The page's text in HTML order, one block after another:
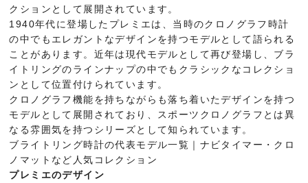
クションとして展開されています。
1940年代に登場したプレミエは、当時のクロノグラフ時計
の中でもエレガントなデザインを持つモデルとして語られる
ことがあります。近年は現代モデルとして再び登場し、ブラ
イトリングのラインナップの中でもクラシックなコレクショ
ンとして位置付けられています。
クロノグラフ機能を持ちながらも落ち着いたデザインを持つ
モデルとして展開されており、スポーツクロノグラフとは異
なる雰囲気を持つシリーズとして知られています。
ブライトリング時計の代表モデル一覧｜ナビタイマー・クロ
ノマットなど人気コレクション
プレミエのデザイン